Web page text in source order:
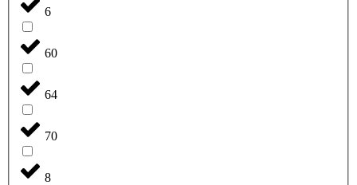
6
60
64
70
8